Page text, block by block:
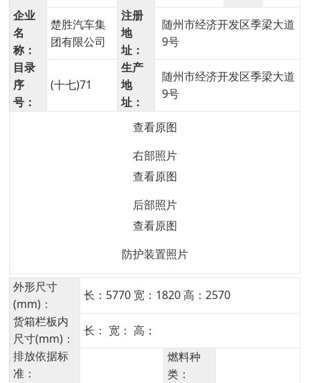
企业
名
称：
楚胜汽车集
团有限公司
注册
地
址：
随州市经济开发区季梁大道
9号
目录
序
号：
(十七)71
生产
地
址：
随州市经济开发区季梁大道
9号
查看原图
右部照片
查看原图
后部照片
查看原图
防护装置照片
外形尺寸
(mm)：
长：5770 宽：1820 高：2570
货箱栏板内
尺寸(mm)：
长： 宽： 高：
排放依据标
准：
燃料种
类：